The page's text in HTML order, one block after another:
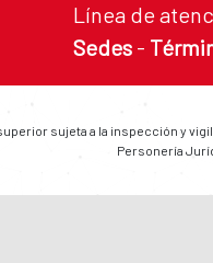
Línea de
Sedes -
sujeta a la inspección y
Personería